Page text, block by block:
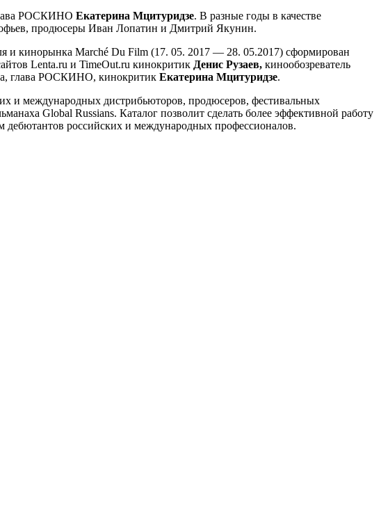
РОСКИНО Екатерина Мцитуридзе. В разные годы в качестве
продюсеры Иван Лопатин и Дмитрий Якунин.
и кинорынка Marché Du Film (17. 05. 2017 — 28. 05.2017) сформирован
Lenta.ru и TimeOut.ru кинокритик Денис Рузаев, кинообозреватель
глава РОСКИНО, кинокритик Екатерина Мцитуридзе.
и международных дистрибьюторов, продюсеров, фестивальных
Global Russians. Каталог позволит сделать более эффективной работу
российских и международных профессионалов.